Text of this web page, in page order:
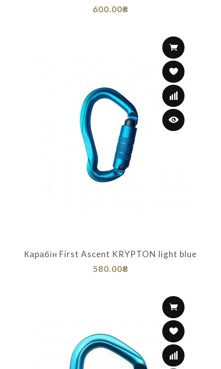
600.00₴
Карабін First Ascent KRYPTON light blue
580.00₴